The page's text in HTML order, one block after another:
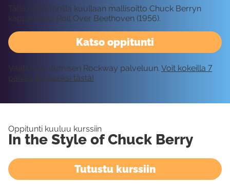
Katso oppitunti
Tällä oppitunnilla kuullaan mallisoitto Chuck Berryn
kappaleesta Roll Over Beethoven (1956).
Vaatii kirjautumisen Rockway palveluun. Voit kokeilla 7
päivää ilmaiseksi tästä!
Oppitunti kuuluu kurssiin
In the Style of Chuck Berry
Tutustu kurssiin